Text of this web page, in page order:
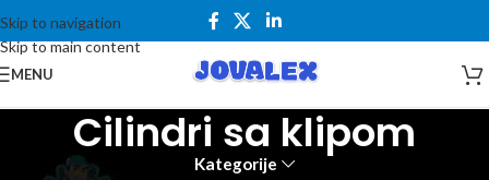
Skip to navigation
Skip to main content
MENU
Cilindri sa klipom
Kategorije